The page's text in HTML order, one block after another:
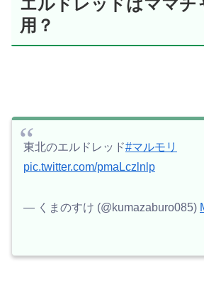
エルドレッドはママチ
用？
東北のエルドレッド#マルモリ
pic.twitter.com/pmaLczlnlp
— くまのすけ (@kumazaburo085)